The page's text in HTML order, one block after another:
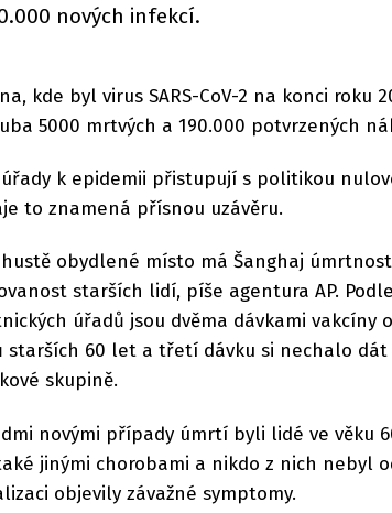
nových infekcí.
kde byl virus SARS-CoV-2 na konci roku
5000 mrtvých a 190.000 potvrzených
úřady k epidemii přistupují s politikou
to znamená přísnou uzávěru.
obydlené místo má Šanghaj
starších lidí, píše agentura AP.
úřadů jsou dvěma dávkami vakcíny
starších 60 let a třetí dávku si nechalo
skupině.
novými případy úmrtí byli lidé ve věku
jinými chorobami a nikdo z nich nebyl
objevily závažné symptomy.